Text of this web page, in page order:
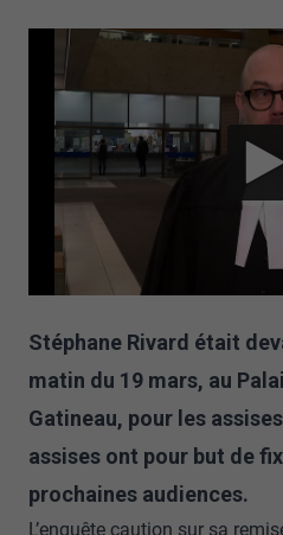
Stéphane Rivard était
matin du 19 mars, au
Gatineau, pour les
assises ont pour but de
prochaines audiences.
L’enquête caution sur sa